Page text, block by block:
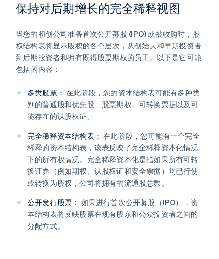
保持对后期增长的完全稀释视图
当您的初创公司准备首次公开募股 (IPO) 或被收购时，股
权结构表将显示股权的各个层次，从创始人和早期投资者
到后期投资者和拥有既得股票期权的员工。以下是它可能
包括的内容：
多类股票： 在此阶段，您的资本结构表可能有多种类
别的普通股和优先股、股票期权、可转换票据以及可
能存在的认股权证。
完全稀释资本结构表： 在此阶段，您可能有一个完全
稀释的资本结构表，该表反映了完全稀释资本化情况
下的所有权情况。完全稀释资本化是指如果所有可转
换证券（例如期权、认股权证和安全票据）均已行使
或转换为股权，公司将拥有的流通股总数。
公开发行股票： 如果进行首次公开募股（IPO），资
本结构表将反映股票在现有股东和公众投资者之间的
分配方式。